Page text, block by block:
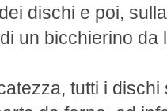
dischi e poi,
un bicchierino
tutti i